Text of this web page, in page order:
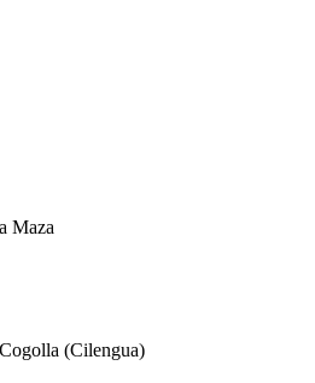
Maza
(Cilengua)